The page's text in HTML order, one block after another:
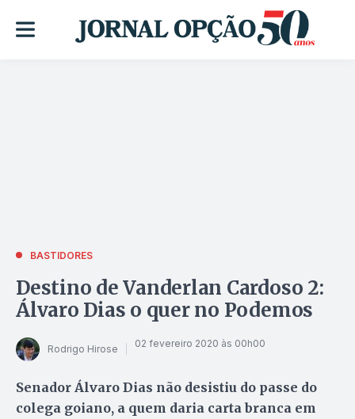
BASTIDORES
Destino de Vanderlan Cardoso 2:
Álvaro Dias o quer no Podemos
Rodrigo Hirose 02 fevereiro 2020 às 00h00
Senador Álvaro Dias não desistiu do passe do
colega goiano, a quem daria carta branca em